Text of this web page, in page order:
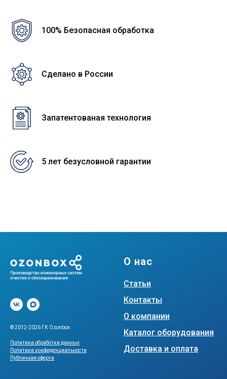
100% Безопасная обработка
Сделано в России
Запатентованая технология
5 лет безусловной гарантии
© 2012-2026 ГК Ozonbox
Политика обработки данных
Политика конфиденциальности
Публичная оферта
О нас
Статьи
Контакты
О компании
Каталог оборудования
Доставка и оплата